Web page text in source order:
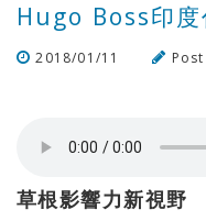
Hugo Boss印度
2018/01/11
草根影響力新視野